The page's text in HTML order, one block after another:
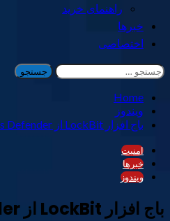
راهنمای خرید
خبرها
اختصاصی
جستجو
برای:
Home
ویندوز
باج افزار LockBit از Windows Defender برای بارگذاری Cobalt Strike سوء استفاده می کند
امنیت
خبرها
ویندوز
باج افزار LockBit از Windows Defender برای بارگذاری Cobalt Strike سوء استفاده می کند